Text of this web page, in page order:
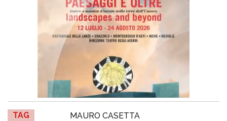
TAG
MAURO CASETTA